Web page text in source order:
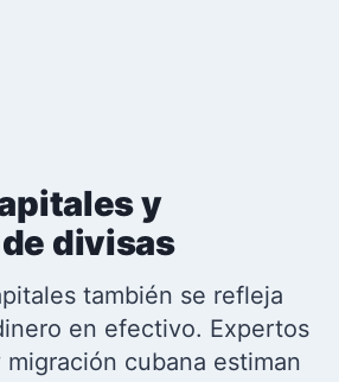
y
divisas
también se refleja
en efectivo. Expertos
cubana estiman